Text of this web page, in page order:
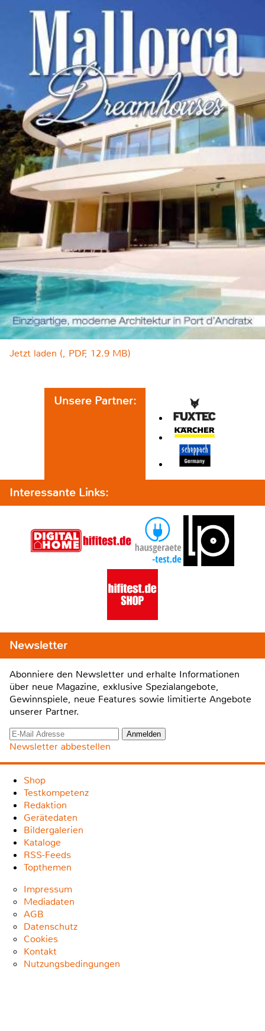
Jetzt laden (, PDF, 12.9 MB)
Unsere Partner:
Interessante Links:
Newsletter
Abonniere den Newsletter und erhalte Informationen
über neue Magazine, exklusive Spezialangebote,
Gewinnspiele, neue Features sowie limitierte Angebote
unserer Partner.
Newsletter abbestellen
Shop
Testkompetenz
Redaktion
Gerätedaten
Bildergalerien
Kataloge
RSS-Feeds
Topthemen
Impressum
Mediadaten
AGB
Datenschutz
Cookies
Kontakt
Nutzungsbedingungen